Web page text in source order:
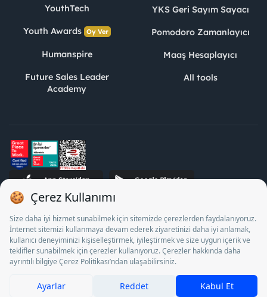
YouthTech
Youth Awards Oy Ver
Humanspire
Future Sales Leader
Academy
YKS Geri Sayım Sayacı
Pomodoro Zamanlayıcı
Maaş Hesaplayıcı
All tools
STJ Human Resources Informatics and Consultancy Inc. as a
Private Employment Agency to operate between 13/05/2025 -
12/05/2028, Turkey Employment Agency by 18/04/2025 date
and 18095710 numbered decision in accordance with the
document No. 1078 operates with. Pursuant to Law No. 4904,
it is forbidden to charge fees from job seekers.